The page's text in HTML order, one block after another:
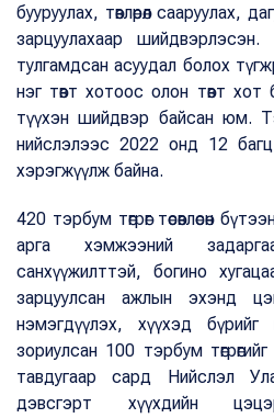
бууруулах, төвлөрөл сааруулах,
зарцуулахаар
тулгамдсан асуудал болох
нэг төвт хотоос олон төвт хот
түүхэн шийдвэр байсан юм.
нийслэлээс 2022 онд 12 багц
хэрэгжүүлж байна.
420 тэрбум төгрөг төсөвлөсөн
арга хэмжээний
санхүүжилттэй, богино
зарцуулсан ажлын эхэнд
нэмэгдүүлэх, хүүхэд бүрийг
зориулсан 100 тэрбум
тавдугаар сард Нийслэл
дэвсгэрт хүүхдийн